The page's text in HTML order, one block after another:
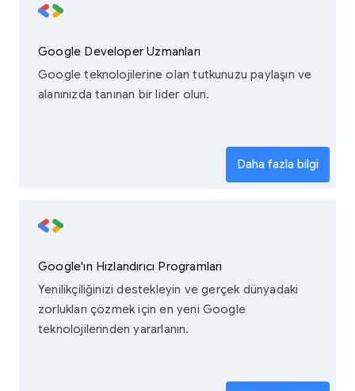
Google Developer Uzmanları
Google teknolojilerine olan tutkunuzu paylaşın ve
alanınızda tanınan bir lider olun.
Daha fazla bilgi
Google'ın Hızlandırıcı Programları
Yenilikçiliğinizi destekleyin ve gerçek dünyadaki
zorlukları çözmek için en yeni Google
teknolojilerinden yararlanın.